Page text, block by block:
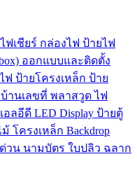
เชียร์ กล่องไฟ ป้ายไฟ
ออกแบบและติดตั้ง
ป้ายโครงเหล็ก ป้าย
านเลขที่ พลาสวูด ไฟ
ลอีดี LED Display ป้ายตู้
โครงเหล็ก Backdrop
ด่วน นามบัตร ใบปลิว ฉลาก